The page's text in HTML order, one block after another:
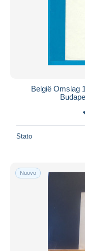
België Omslag
Stato
Nuovo